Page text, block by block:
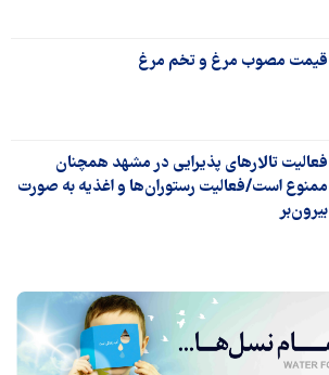
قیمت مصوب مرغ و تخم مرغ
فعالیت تالارهای پذیرایی در مشهد همچنان
ممنوع است/فعالیت رستوران‌ها و اغذیه به صورت
بیرون‌بر